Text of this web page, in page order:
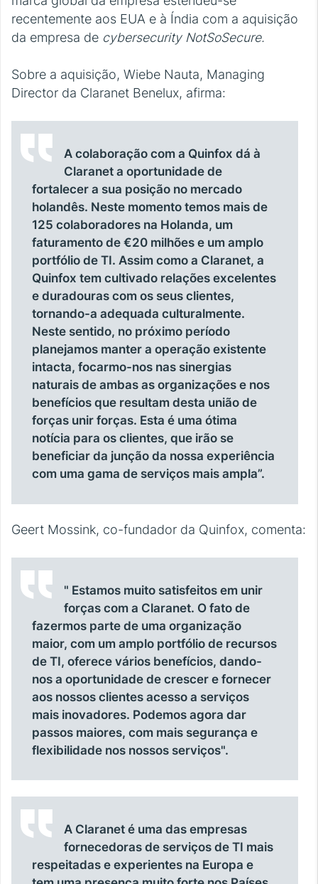
recentemente aos EUA e à Índia com a aquisição
da empresa de cybersecurityNotSoSecure.
Sobre a aquisição, Wiebe Nauta, Managing
Director da Claranet Benelux, afirma:
A colaboração com a Quinfox dá à
Claranet a oportunidade de
fortalecer a sua posição no mercado
holandês. Neste momento temos mais de
125 colaboradores na Holanda, um
faturamento de €20 milhões e um amplo
portfólio de TI. Assim como a Claranet, a
Quinfox tem cultivado relações excelentes
e duradouras com os seus clientes,
tornando-a adequada culturalmente.
Neste sentido, no próximo período
planejamos manter a operação existente
intacta, focarmo-nos nas sinergias
naturais de ambas as organizações e nos
benefícios que resultam desta união de
forças unir forças. Esta é uma ótima
notícia para os clientes, que irão se
beneficiar da junção da nossa experiência
com uma gama de serviços mais ampla”.
Geert Mossink, co-fundador da Quinfox, comenta:
" Estamos muito satisfeitos em unir
forças com a Claranet. O fato de
fazermos parte de uma organização
maior, com um amplo portfólio de recursos
de TI, oferece vários benefícios, dando-
nos a oportunidade de crescer e fornecer
aos nossos clientes acesso a serviços
mais inovadores. Podemos agora dar
passos maiores, com mais segurança e
flexibilidade nos nossos serviços".
A Claranet é uma das empresas
fornecedoras de serviços de TI mais
respeitadas e experientes na Europa e